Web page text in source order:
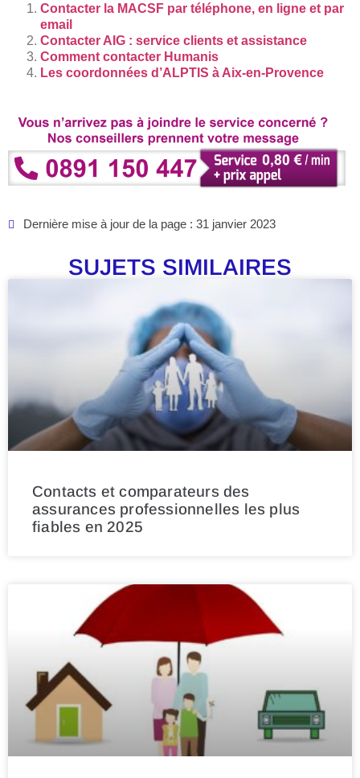
Contacter la MACSF par téléphone, en ligne et par
email
Contacter AIG : service clients et assistance
Comment contacter Humanis
Les coordonnées d’ALPTIS à Aix-en-Provence
Dernière mise à jour de la page : 31 janvier 2023
SUJETS SIMILAIRES
Contacts et comparateurs des
assurances professionnelles les plus
fiables en 2025